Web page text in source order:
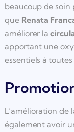
beaucoup de soin
que Renata
améliorer la
apportant une
essentiels à
L’amélioration
également avoir